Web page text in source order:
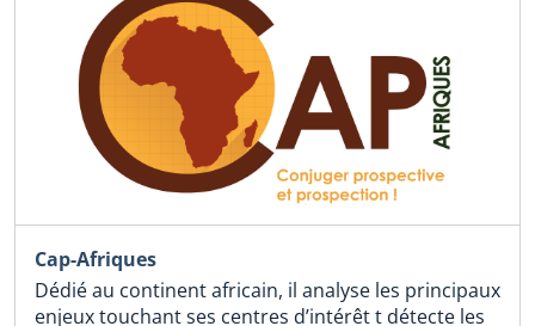
Cap-Afriques
Dédié au continent africain, il analyse les principaux
enjeux touchant ses centres d’intérêt t détecte les